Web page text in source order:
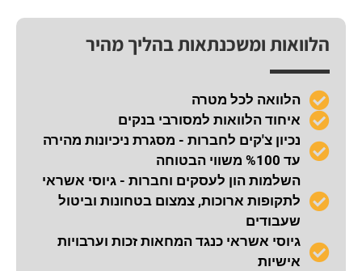
הלוואות ומשכנתאות בהליך מהיר
הלוואה לכל מטרה
איחוד הלוואות למסורבי בנקים
נכיון צ'קים לחברות - מסגרת ניכיונות מהירה
עד %100 משווי הבטוחה
השלמות הון לעסקים וחברות - גיוסי אשראי
לתקופות ארוכות, צמצום בטחונות וביטול
שעבודים
גיוסי אשראי כנגד המחאות זכות וערבויות
אישיות